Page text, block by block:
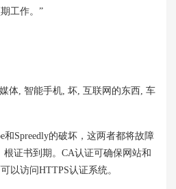
工作。”
Spreedly的破坏，这两者都将故障
证书到期。 CA认证可确保网站和
以访问HTTPS认证系统。